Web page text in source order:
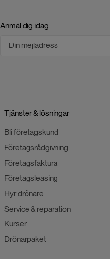
Anmäl dig idag
Tjänster & lösningar
Bli företagskund
Företagsrådgivning
Företagsfaktura
Företagsleasing
Hyr drönare
Service & reparation
Kurser
Drönarpaket